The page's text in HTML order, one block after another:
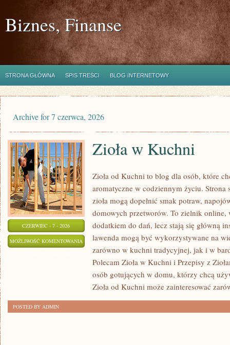
Biznes, Finanse
STRONA GŁÓWNA SPIS TREŚCI BLOG INTERNETOWY
Archive for 7 czerwca, 2026
CZERWIEC - 7 - 2026
MOŻLIWOŚĆ KOMENTOWANIA ZIOŁA
KUCHNI
Zioła w Kuchni
Zioła od Kuchni to blog dla osób, które
aromatyczne w codziennym życiu. Strona
zioła mogą dopełnić smak potraw,
domowych przetworów. To zielnik online,
dodatkiem do dań, lecz stają się główną
lawenda mogą być wykorzystywane na
zarówno w kuchni tradycyjnej, jak i w
Polecam Zioła w Kuchni i Przepisy z
osób gotujących w domu, którzy chcą
Zioła od Kuchni może zainteresować
POSTED BY ADMIN